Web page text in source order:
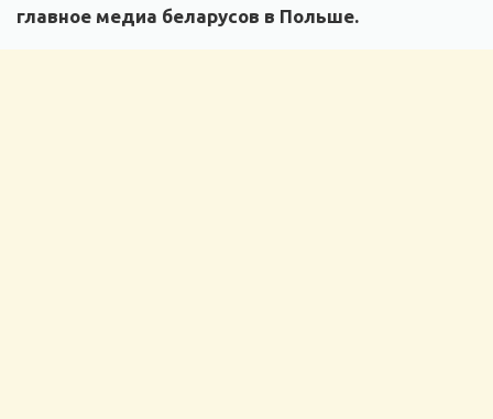
главное медиа беларусов в Польше.